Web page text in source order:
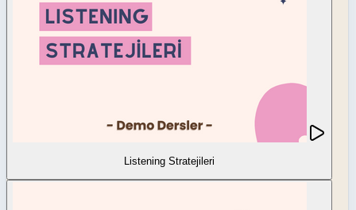
Listening Stratejileri